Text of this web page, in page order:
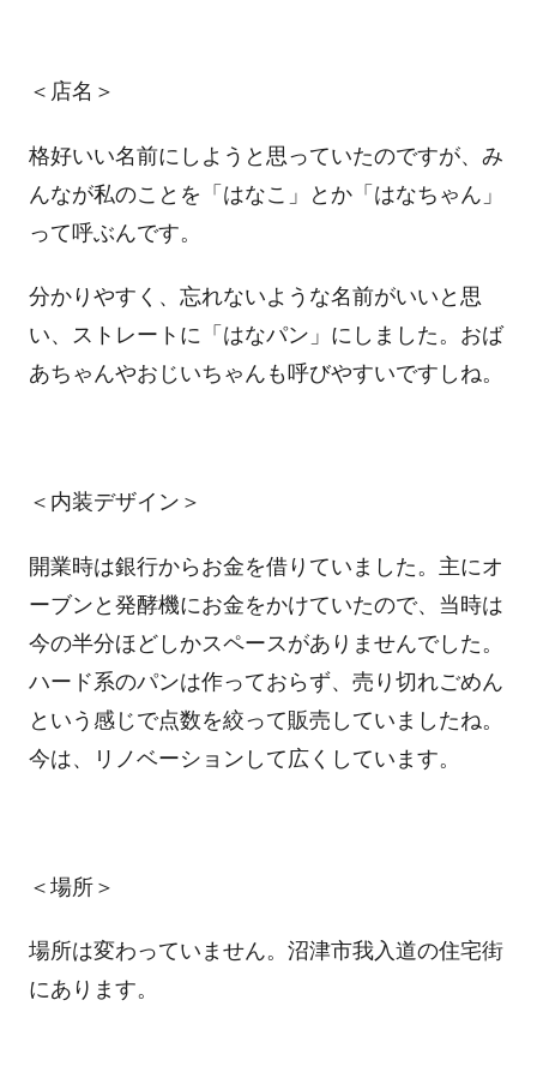
＜店名＞
格好いい名前にしようと思っていたのですが、み
んなが私のことを「はなこ」とか「はなちゃん」
って呼ぶんです。
分かりやすく、忘れないような名前がいいと思
い、ストレートに「はなパン」にしました。おば
あちゃんやおじいちゃんも呼びやすいですしね。
＜内装デザイン＞
開業時は銀行からお金を借りていました。主にオ
ーブンと発酵機にお金をかけていたので、当時は
今の半分ほどしかスペースがありませんでした。
ハード系のパンは作っておらず、売り切れごめん
という感じで点数を絞って販売していましたね。
今は、リノベーションして広くしています。
＜場所＞
場所は変わっていません。沼津市我入道の住宅街
にあります。